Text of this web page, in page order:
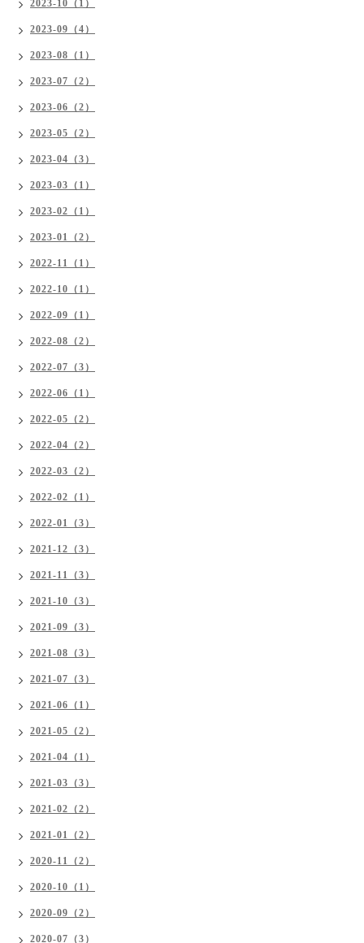
2023-10（1）
2023-09（4）
2023-08（1）
2023-07（2）
2023-06（2）
2023-05（2）
2023-04（3）
2023-03（1）
2023-02（1）
2023-01（2）
2022-11（1）
2022-10（1）
2022-09（1）
2022-08（2）
2022-07（3）
2022-06（1）
2022-05（2）
2022-04（2）
2022-03（2）
2022-02（1）
2022-01（3）
2021-12（3）
2021-11（3）
2021-10（3）
2021-09（3）
2021-08（3）
2021-07（3）
2021-06（1）
2021-05（2）
2021-04（1）
2021-03（3）
2021-02（2）
2021-01（2）
2020-11（2）
2020-10（1）
2020-09（2）
2020-07（3）